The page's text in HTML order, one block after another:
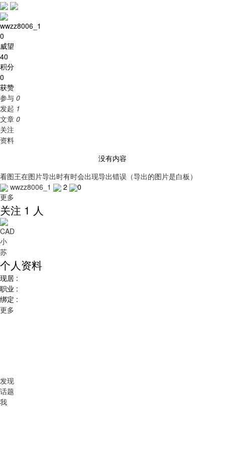
wwzz8006_1
0
威望
40
积分
0
获赞
参与 0
发起 1
文章 0
关注
资料
没有内容
看图王在图片导出时有时会出现导出错误（导出的图片是白板）
wwzz8006_1
2
0
更多
关注 1 人
个人资料
现居 :
职业 :
绑定 :
更多
发现
话题
我